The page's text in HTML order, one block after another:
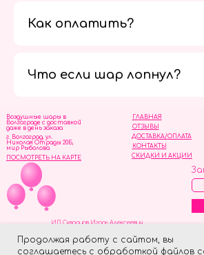
Продолжая работу с сайтом, вы
соглашаетесь с обработкой файлов
Как оплатить?
Что если шар лопнул?
ОТЗЫВЫ
ГЛАВНАЯ
ДОСТАВКА/ОПЛАТА
СКИДКИ И АКЦИИ
КОНТАКТЫ
Воздушные шары в
Волгограде с доставкой
даже в день заказа
г. Волгоград, ул.
Николая Отрады 20Б,
мир Рыболова
ПОСМОТРЕТЬ НА КАРТЕ
ИП Скворцов Игорь Алексеевич